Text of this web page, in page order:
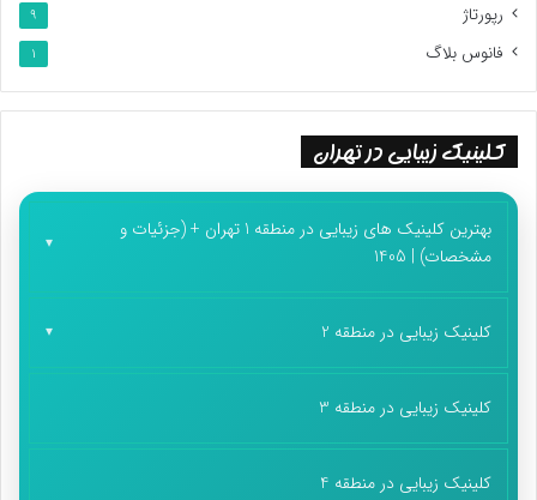
رپورتاژ 9
فانوس بلاگ 1
کلینیک زیبایی در تهران
بهترین کلینیک های زیبایی در منطقه 1 تهران + (جزئیات و
مشخصات) | 1405
کلینیک زیبایی در منطقه 2
کلینیک زیبایی در منطقه 3
کلینیک زیبایی در منطقه 4